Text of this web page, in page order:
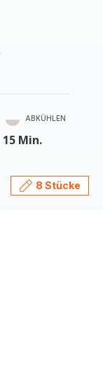
ABKÜHLEN
15 Min.
8 Stücke